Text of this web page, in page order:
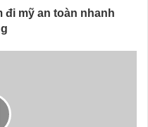
đi mỹ an toàn nhanh